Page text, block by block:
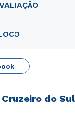
do Sul